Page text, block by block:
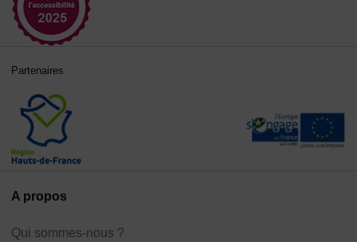
A propos
Qui sommes-nous ?
Partenaires